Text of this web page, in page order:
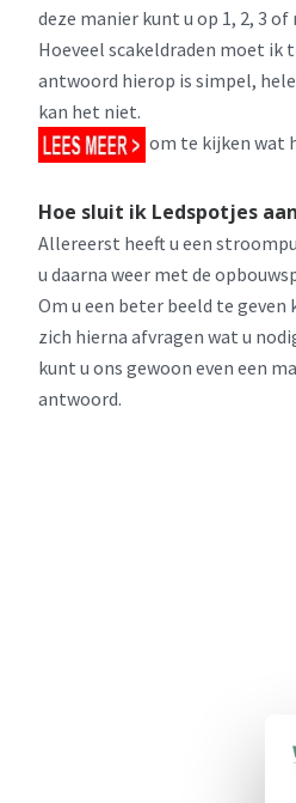
deze manier kunt u op 1, 2, 3
Hoeveel scakeldraden moet ik
antwoord hierop is simpel,
kan het niet.
om te kijken wat
Hoe sluit ik Ledspotjes
Allereerst heeft u een
u daarna weer met de
Om u een beter beeld te
zich hierna afvragen wat u
kunt u ons gewoon even een
antwoord.